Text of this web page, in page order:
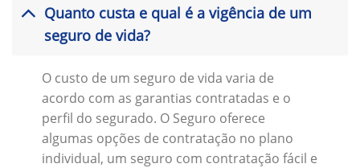
Quanto custa e qual é a vigência de um
seguro de vida?
O custo de um seguro de vida varia de
acordo com as garantias contratadas e o
perfil do segurado. O Seguro oferece
algumas opções de contratação no plano
individual, um seguro com contratação fácil e